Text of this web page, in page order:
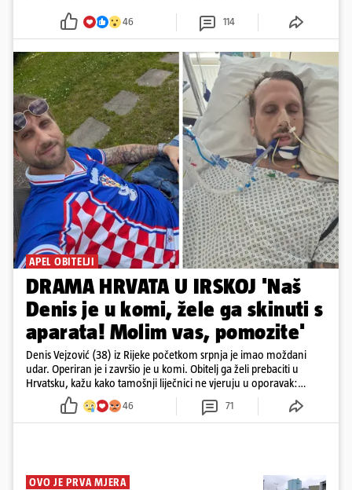
46 114
APEL OBITELJI
DRAMA HRVATA U IRSKOJ 'Naš
Denis je u komi, žele ga skinuti s
aparata! Molim vas, pomozite'
Denis Vejzović (38) iz Rijeke početkom srpnja je imao moždani
udar. Operiran je i završio je u komi. Obitelj ga želi prebaciti u
Hrvatsku, kažu kako tamošnji liječnici ne vjeruju u oporavak:
'Imamo 72 sata'
46 71
OVO JE PRVA MJERA